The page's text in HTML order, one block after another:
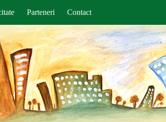
Parteneri Contact